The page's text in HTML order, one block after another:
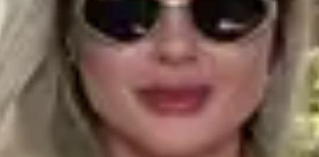
Primeira troca grátis (desde que preenchidos os pré-
requisitos da nossa Política de Trocas/Devoluções).
Você tem 7 dias corridos a partir da entrega realizada pela
transportadora/correios para realizar a solicitação formal de
Troca/Devolução.
❖ Pagamento facilitado: 5%OFF à vista no Pix.
Pagamento facilitado: parcele em até 10x sem juros no